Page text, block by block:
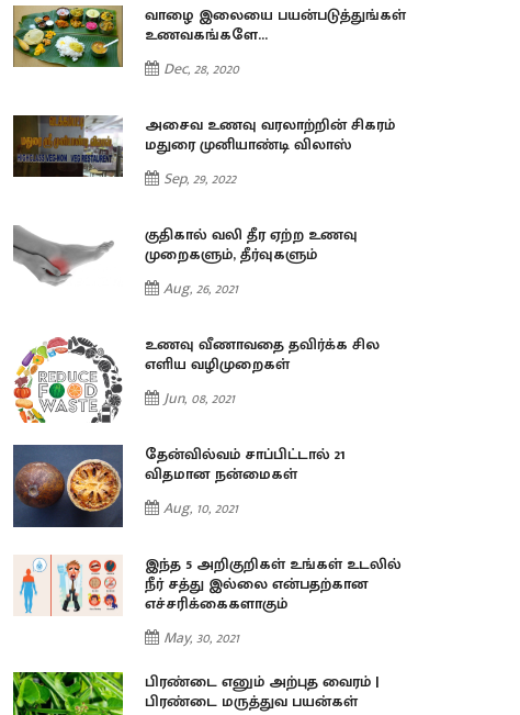
வாழை இலையை பயன்படுத்துங்கள்
உணவகங்களே...
Dec, 28, 2020
அசைவ உணவு வரலாற்றின் சிகரம்
மதுரை முனியாண்டி விலாஸ்
Sep, 29, 2022
குதிகால் வலி தீர ஏற்ற உணவு
முறைகளும், தீர்வுகளும்
Aug, 26, 2021
உணவு வீணாவதை தவிர்க்க சில
எளிய வழிமுறைகள்
Jun, 08, 2021
தேன்வில்வம் சாப்பிட்டால் 21
விதமான நன்மைகள்
Aug, 10, 2021
இந்த 5 அறிகுறிகள் உங்கள் உடலில்
நீர் சத்து இல்லை என்பதற்கான
எச்சரிக்கைகளாகும்
May, 30, 2021
பிரண்டை எனும் அற்புத வைரம் |
பிரண்டை மருத்துவ பயன்கள்